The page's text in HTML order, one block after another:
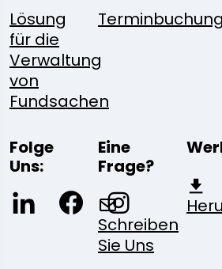
Lösung
für die
Verwaltung
von
Fundsachen
Folge
Uns:
Eine
Frage?
Schreiben
Sie Uns